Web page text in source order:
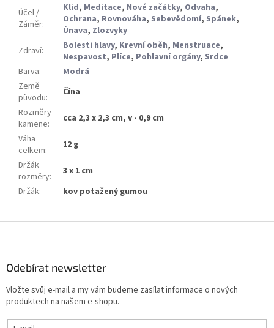
Účel /
Záměr:
Klid, Meditace, Nové začátky, Odvaha,
Ochrana, Rovnováha, Sebevědomí, Spánek,
Únava, Zlozvyky
Zdraví: Bolesti hlavy, Krevní oběh, Menstruace,
Nespavost, Plíce, Pohlavní orgány, Srdce
Barva:
Modrá
Země
původu:
Čína
Rozměry
kamene:
cca 2,3 x 2,3 cm, v - 0,9 cm
Váha
celkem:
12 g
Držák
rozměry:
3 x 1 cm
Držák: kov potažený gumou
Odebírat newsletter
Vložte svůj e-mail a my vám budeme zasílat informace o nových
produktech na našem e-shopu.